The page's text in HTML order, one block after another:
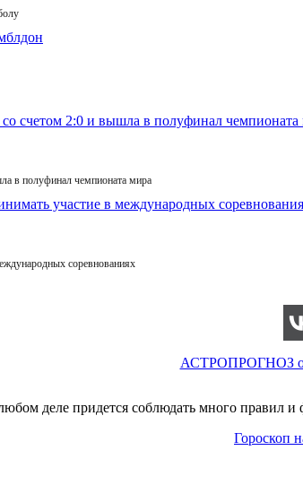
в полуфинал чемпионата мира
соревнованиях
АСТРОПРОГНОЗ
деле придется соблюдать много правил
Гороскоп